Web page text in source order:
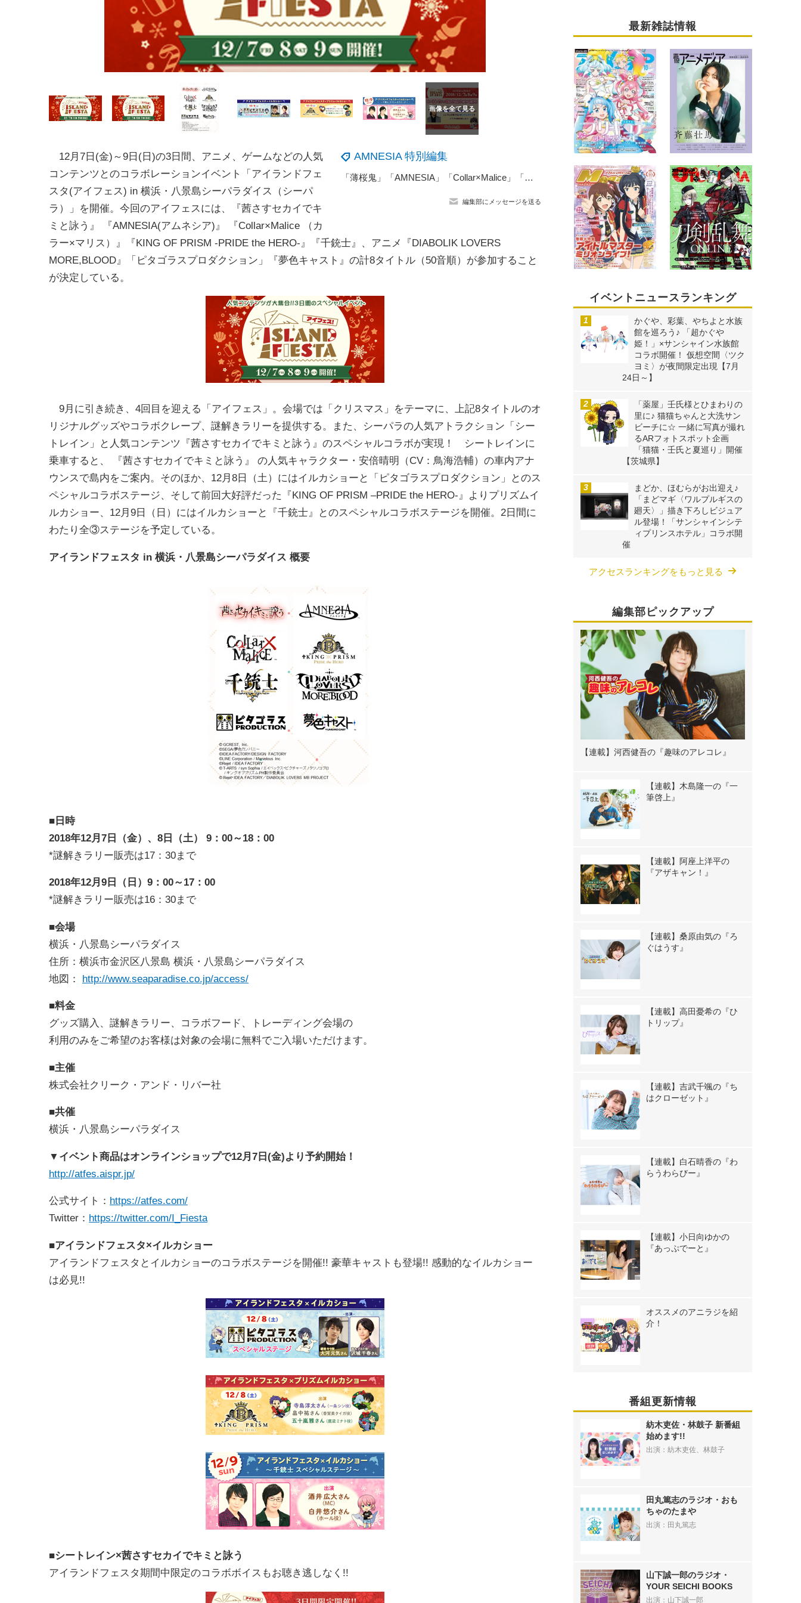
AMNESIA 特別編集
「薄桜鬼」「AMNESIA」「Collar×Malice」「灰鷹のサイケデリカ」の彼たちと素敵な七夕を♪『オトメイトフェア2017』全国のアニメイトにて開催！
編集部にメッセージを送る
12月7日(金)～9日(日)の3日間、アニメ、ゲームなどの人気
コンテンツとのコラボレーションイベント「アイランドフェ
スタ(アイフェス) in 横浜・八景島シーパラダイス（シーパ
ラ）」を開催。今回のアイフェスには、『茜さすセカイでキ
ミと詠う』 『AMNESIA(アムネシア)』 『Collar×Malice （カ
ラー×マリス）』『KING OF PRISM -PRIDE the HERO-』『千銃士』、アニメ『DIABOLIK LOVERS
MORE,BLOOD』「ピタゴラスプロダクション」『夢色キャスト』の計8タイトル（50音順）が参加すること
が決定している。
9月に引き続き、4回目を迎える「アイフェス」。会場では「クリスマス」をテーマに、上記8タイトルのオ
リジナルグッズやコラボクレープ、謎解きラリーを提供する。また、シーパラの人気アトラクション「シー
トレイン」と人気コンテンツ『茜さすセカイでキミと詠う』のスペシャルコラボが実現！ シートレインに
乗車すると、 『茜さすセカイでキミと詠う』 の人気キャラクター・安倍晴明（CV：鳥海浩輔）の車内アナ
ウンスで島内をご案内。そのほか、12月8日（土）にはイルカショーと「ピタゴラスプロダクション」とのス
ペシャルコラボステージ、そして前回大好評だった『KING OF PRISM –PRIDE the HERO-』よりプリズムイ
ルカショー、12月9日（日）にはイルカショーと『千銃士』とのスペシャルコラボステージを開催。2日間に
わたり全③ステージを予定している。
アイランドフェスタ in 横浜・八景島シーパラダイス 概要
■日時
2018年12月7日（金）、8日（土） 9：00～18：00
*謎解きラリー販売は17：30まで
2018年12月9日（日）9：00～17：00
*謎解きラリー販売は16：30まで
■会場
横浜・八景島シーパラダイス
住所：横浜市金沢区八景島 横浜・八景島シーパラダイス
地図： http://www.seaparadise.co.jp/access/
■料金
グッズ購入、謎解きラリー、コラボフード、トレーディング会場の
利用のみをご希望のお客様は対象の会場に無料でご入場いただけます。
■主催
株式会社クリーク・アンド・リバー社
■共催
横浜・八景島シーパラダイス
▼イベント商品はオンラインショップで12月7日(金)より予約開始！
http://atfes.aispr.jp/
公式サイト： https://atfes.com/
Twitter： https://twitter.com/I_Fiesta
■アイランドフェスタ×イルカショー
アイランドフェスタとイルカショーのコラボステージを開催!! 豪華キャストも登場!! 感動的なイルカショー
は必見!!
■シートレイン×茜さすセカイでキミと詠う
アイランドフェスタ期間中限定のコラボボイスもお聴き逃しなく!!
最新雑誌情報
イベントニュースランキング
かぐや、彩葉、やちよと水族
館を巡ろう♪ 「超かぐや
姫！」×サンシャイン水族館
コラボ開催！ 仮想空間〈ツク
ヨミ〉が夜間限定出現【7月
24日～】
「薬屋」壬氏様とひまわりの
里に♪ 猫猫ちゃんと大洗サン
ビーチに☆ 一緒に写真が撮れ
るARフォトスポット企画
「猫猫・壬氏と夏巡り」開催
【茨城県】
まどか、ほむらがお出迎え♪
「まどマギ〈ワルプルギスの
廻天〉」描き下ろしビジュア
ル登場！「サンシャインシテ
ィプリンスホテル」コラボ開
催
アクセスランキングをもっと見る
編集部ピックアップ
【連載】河西健吾の『趣味のアレコレ』
【連載】木島隆一の『一
筆啓上』
【連載】阿座上洋平の
『アザキャン！』
【連載】桑原由気の『ろ
ぐはうす』
【連載】高田憂希の『ひ
トリップ』
【連載】吉武千颯の『ち
はクローゼット』
【連載】白石晴香の『わ
らうわらびー』
【連載】小日向ゆかの
『あっぷでーと』
オススメのアニラジを紹
介！
番組更新情報
紡木吏佐・林鼓子 新番組
始めます!!
出演：紡木吏佐、林鼓子
田丸篤志のラジオ・おも
ちゃのたまや
出演：田丸篤志
山下誠一郎のラジオ・
YOUR SEICHI BOOKS
出演：山下誠一郎